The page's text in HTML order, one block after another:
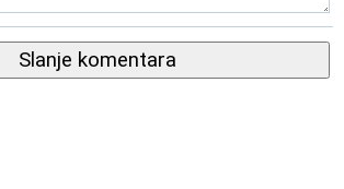
Slanje komentara